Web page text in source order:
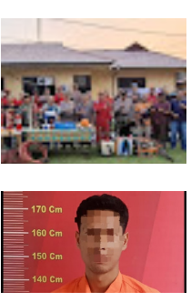
Mobil Box Terjun ke Jurang
Depan KC, Diduga Rem
Blong
Polsek Entikong Gelar Apel
Siaga Karhutla 2026, Sinergi
Lintas Sektor Cegah
Kebakaran Hutan dan Lahan